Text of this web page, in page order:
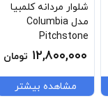
شلوار مردانه کلمبیا
مدل Columbia
Pitchstone
Outdoor Pant
AM5300-010
۱۲,۸۰۰,۰۰۰ تومان
مشاهده بیشتر